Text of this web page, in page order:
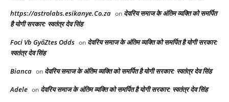
https://astrolabs.esikanye.Co.za on देवरिय समाज के अंतिम व्यक्ति को समर्पित
है योगी सरकार: स्वतंत्र देव सिंह
Foci Vb GyőZtes Odds on देवरिय समाज के अंतिम व्यक्ति को समर्पित है योगी सरकार:
स्वतंत्र देव सिंह
Bianca on देवरिय समाज के अंतिम व्यक्ति को समर्पित है योगी सरकार: स्वतंत्र देव सिंह
Adele on देवरिय समाज के अंतिम व्यक्ति को समर्पित है योगी सरकार: स्वतंत्र देव सिंह